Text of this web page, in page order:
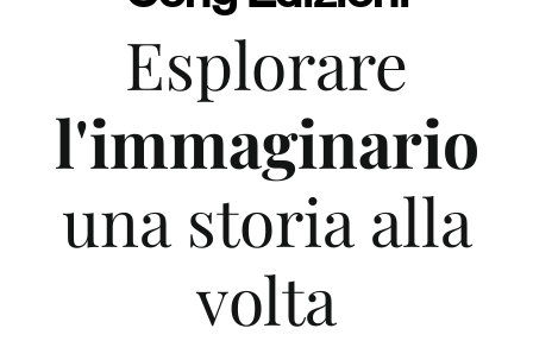
Esplorare
l'immaginario
una storia alla
volta